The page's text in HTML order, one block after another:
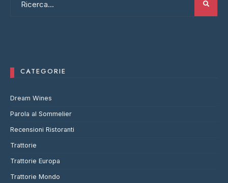
CATEGORIE
Dream Wines
Parola al Sommelier
Recensioni Ristoranti
Trattorie
Trattorie Europa
Trattorie Mondo